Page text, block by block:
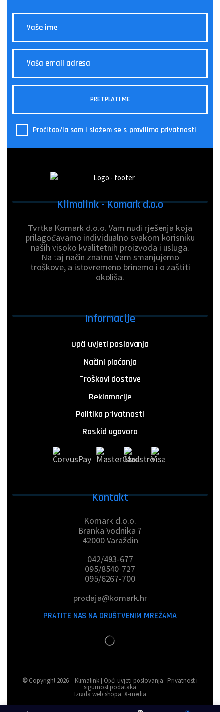
Pročitao/la sam i slažem se s pravilima privatnosti
Klimalink - Komark d.o.o
Tvrtka Komark d.o.o. Vam nudi rješenja koja
prilagođavamo individualno svakom korisniku
naših visoko kvalitetnih proizvoda i usluga.
Na taj način znatno Vam smanjujemo
troškove, a istovremeno brinemo i o zaštiti
okoliša.
Informacije
Opći uvjeti poslovanja
Načini plaćanja
Troškovi dostave
Reklamacije
Politika privatnosti
Raskid ugovora
Kontakt
Komark d.o.o.
Branka Vodnika 7
42000 Varaždin
042/493-677
095/8540-727
095/6267-700
prodaja@komark.hr
PRATITE NAS NA DRUŠTVENIM MREŽAMA
© Copyright 2026 – Klimalink | Opći uvjeti poslovanja | Privatnost i
sigurnost podataka
Izrada web shopa: X-media